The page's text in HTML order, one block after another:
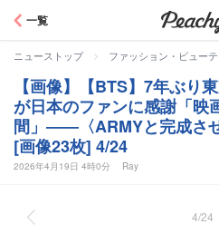
一覧
ニューストップ > ファッション・ビュー
【画像】【BTS】7年ぶり
が日本のファンに感謝「映
間」――〈ARMYと完成さ
[画像23枚] 4/24
2026年4月19日 4時0分 Ray
4/24